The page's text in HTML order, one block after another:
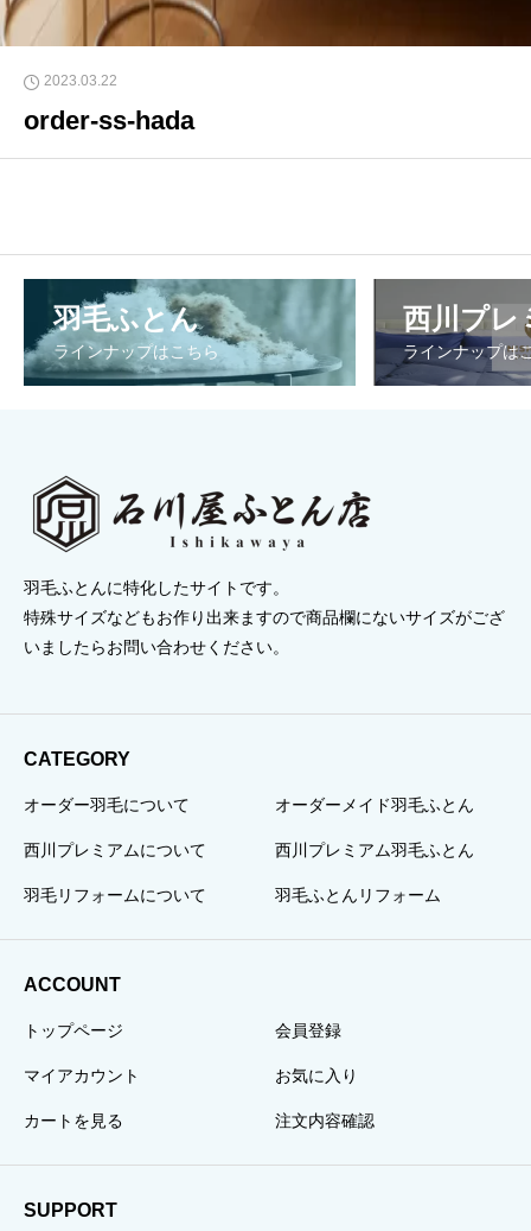
2023.03.22
order-ss-hada
羽毛ふとん
ラインナップはこちら
西川プレ
ラインナップは
羽毛ふとんに特化したサイトです。
特殊サイズなどもお作り出来ますので商品欄にないサイズがござ
いましたらお問い合わせください。
CATEGORY
オーダー羽毛について オーダーメイド羽毛ふとん
西川プレミアムについて 西川プレミアム羽毛ふとん
羽毛リフォームについて 羽毛ふとんリフォーム
ACCOUNT
トップページ 会員登録
マイアカウント お気に入り
カートを見る 注文内容確認
SUPPORT